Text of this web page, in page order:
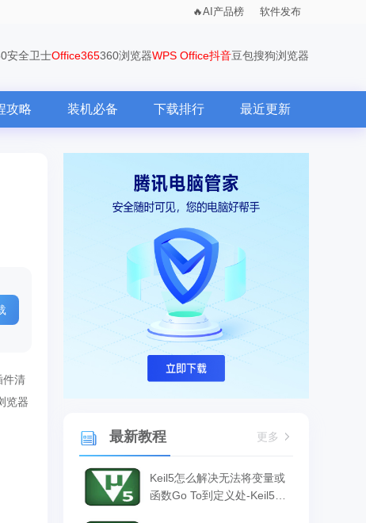
AI产品榜 软件发布
安全卫士Office365360浏览器WPS Office抖音豆包搜狗浏览器
攻略 装机必备 下载排行 最近更新
件清
览器
最新教程 更多
Keil5怎么解决无法将变量或
函数Go To到定义处-Keil5解